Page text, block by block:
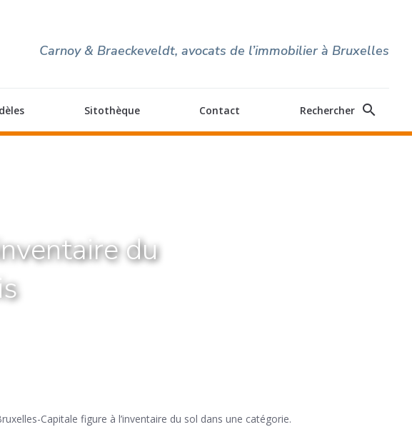
Carnoy & Braeckeveldt, avocats de l’immobilier à Bruxelles
Sitothèque Contact Rechercher search
du
Capitale figure à l’inventaire du sol dans une catégorie.